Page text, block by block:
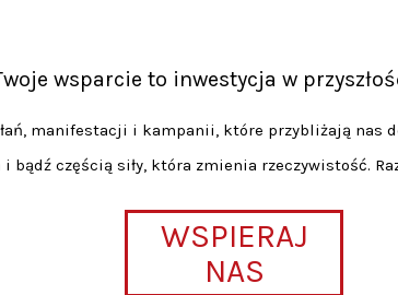
wsparcie to inwestycja w
manifestacji i kampanii, które przybliżają nas
bądź częścią siły, która zmienia rzeczywistość.
WSPIERAJ
NAS